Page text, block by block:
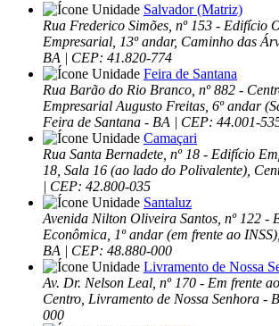
Salvador (Matriz)
Rua Frederico Simões, nº 153 - Edifício
Empresarial, 13º andar, Caminho das
BA | CEP: 41.820-774
Feira de Santana
Rua Barão do Rio Branco, nº 882 -
Empresarial Augusto Freitas, 6º andar
Feira de Santana - BA | CEP: 44.001-
Camaçari
Rua Santa Bernadete, nº 18 - Edifício
18, Sala 16 (ao lado do Polivalente),
| CEP: 42.800-035
Santaluz
Avenida Nilton Oliveira Santos, nº 122 -
Econômica, 1º andar (em frente ao
BA | CEP: 48.880-000
Livramento de Nossa
Av. Dr. Nelson Leal, nº 170 - Em frente
Centro, Livramento de Nossa Senhora -
000